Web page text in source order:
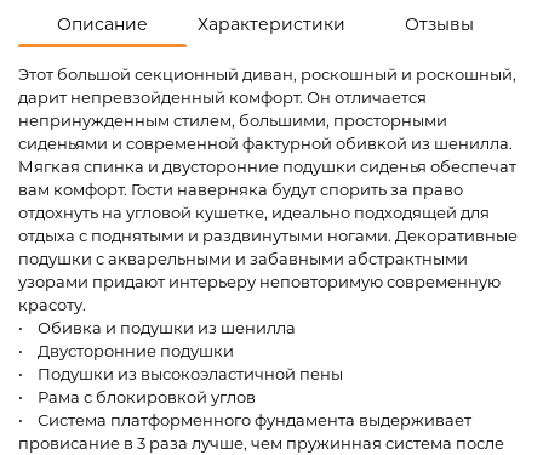
Описание Характеристики Отзывы
Этот большой секционный диван, роскошный и роскошный,
дарит непревзойденный комфорт. Он отличается
непринужденным стилем, большими, просторными
сиденьями и современной фактурной обивкой из шенилла.
Мягкая спинка и двусторонние подушки сиденья обеспечат
вам комфорт. Гости наверняка будут спорить за право
отдохнуть на угловой кушетке, идеально подходящей для
отдыха с поднятыми и раздвинутыми ногами. Декоративные
подушки с акварельными и забавными абстрактными
узорами придают интерьеру неповторимую современную
красоту.
• Обивка и подушки из шенилла
• Двусторонние подушки
• Подушки из высокоэластичной пены
• Рама с блокировкой углов
• Система платформенного фундамента выдерживает
провисание в 3 раза лучше, чем пружинная система после